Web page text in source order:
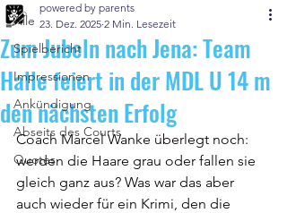
Alle
Spielbericht
Impressionen
Ankündigung
Abseits des Courts
Quotes
Zum Jubeln nach Jena: Team
Halle feiert in der MDL U 14 m
den nächsten Erfolg
powered by parents
23. Dez. 2025 2 Min. Lesezeit
Coach Marcel Wanke überlegt noch:
werden die Haare grau oder fallen sie
gleich ganz aus? Was war das aber
auch wieder für ein Krimi, den die